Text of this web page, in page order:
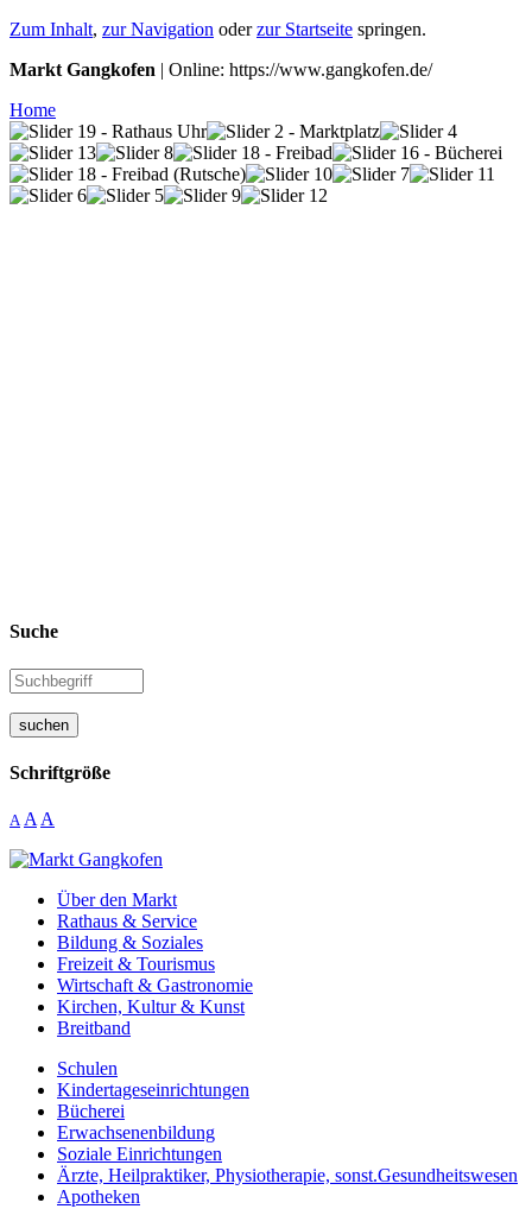
Zum Inhalt, zur Navigation oderzur Startseite springen.
Markt Gangkofen | Online: https://www.gangkofen.de/
Home
Suche
suchen
Schriftgröße
A A A
Über den Markt
Rathaus & Service
Bildung & Soziales
Freizeit & Tourismus
Wirtschaft & Gastronomie
Kirchen, Kultur & Kunst
Breitband
Schulen
Kindertageseinrichtungen
Bücherei
Erwachsenenbildung
Soziale Einrichtungen
Ärzte, Heilpraktiker, Physiotherapie, sonst.Gesundheitswesen
Apotheken